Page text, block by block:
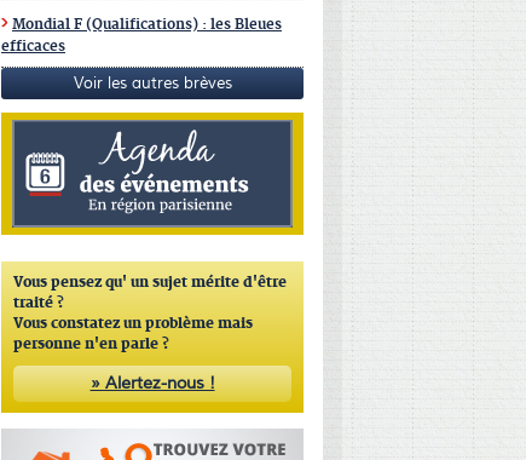
Mondial F (Qualifications) : les Bleues
efficaces
Voir les autres brèves
Vous pensez qu' un sujet mérite d'être
traité ?
Vous constatez un problème mais
personne n'en parle ?
» Alertez-nous !